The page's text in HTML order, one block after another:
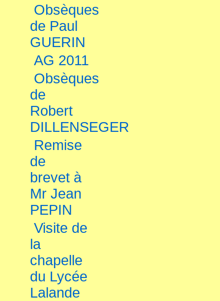
Obsèques
de Paul
GUERIN
AG 2011
Obsèques
de
Robert
DILLENSEGER
Remise
de
brevet à
Mr Jean
PEPIN
Visite de
la
chapelle
du Lycée
Lalande